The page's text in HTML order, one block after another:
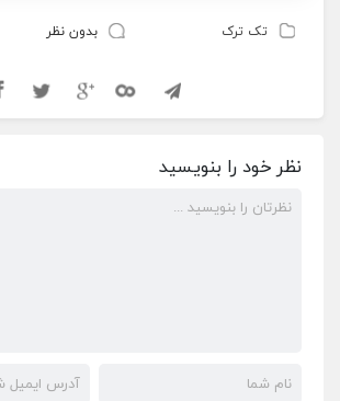
تک ترک بدون نظر
نظر خود را بنویسید